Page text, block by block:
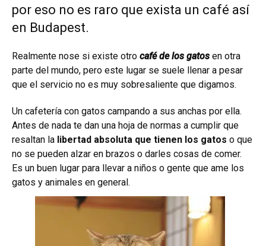
por eso no es raro que exista un café así
en Budapest.
Realmente nose si existe otro café de los gatos en otra
parte del mundo, pero este lugar se suele llenar a pesar
que el servicio no es muy sobresaliente que digamos.
Un cafetería con gatos campando a sus anchas por ella.
Antes de nada te dan una hoja de normas a cumplir que
resaltan la libertad absoluta que tienen los gatos o que
no se pueden alzar en brazos o darles cosas de comer.
Es un buen lugar para llevar a niños o gente que ame los
gatos y animales en general.